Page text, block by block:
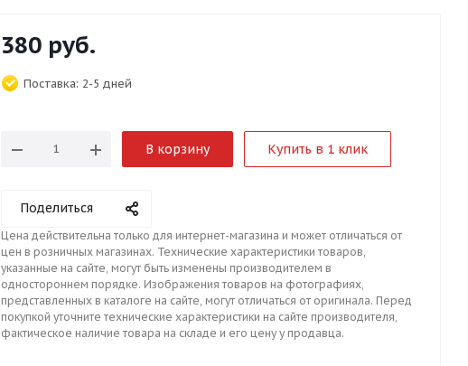
380 руб.
Поставка: 2-5 дней
В корзину Купить в 1 клик
Поделиться
Цена действительна только для интернет-магазина и может отличаться от
цен в розничных магазинах. Технические характеристики товаров,
указанные на сайте, могут быть изменены производителем в
одностороннем порядке. Изображения товаров на фотографиях,
представленных в каталоге на сайте, могут отличаться от оригинала. Перед
покупкой уточните технические характеристики на сайте производителя,
фактическое наличие товара на складе и его цену у продавца.